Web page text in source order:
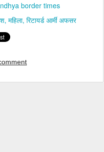
border times
महिला रिटायर्ड आर्मी अफसर